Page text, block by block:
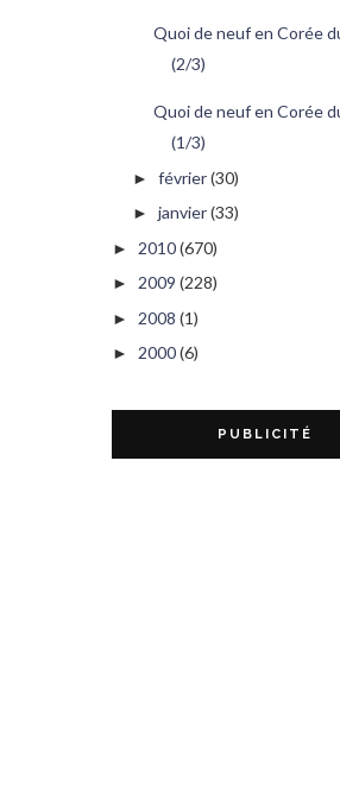
Quoi de neuf en Corée
(2/3)
Quoi de neuf en Corée
(1/3)
► février(30)
► janvier(33)
► 2010(670)
► 2009 (228)
► 2008 (1)
► 2000(6)
PUBLICITÉ